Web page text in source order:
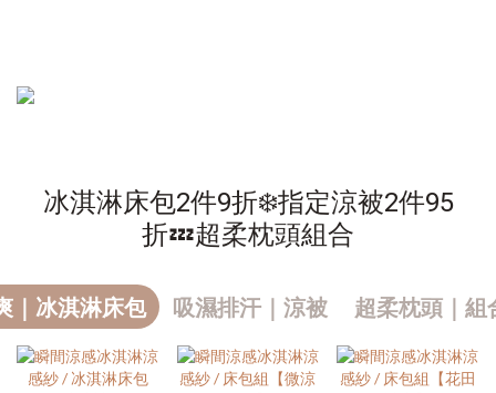
冰淇淋床包2件9折❄️指定涼被2件95
折💤超柔枕頭組合
｜冰淇淋床包 吸濕排汗｜涼被 超柔枕頭｜組